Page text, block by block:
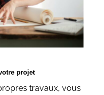
projet
travaux, vous